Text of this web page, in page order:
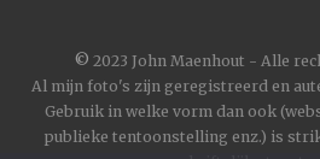
© 2023 John Maenhout - Alle
Al mijn foto's zijn geregistreerd en
Gebruik in welke vorm dan ook
publieke tentoonstelling enz.) is